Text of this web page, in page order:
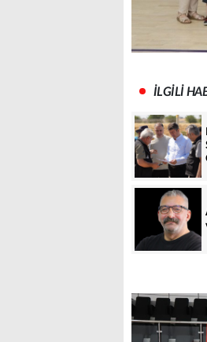
İLGİLİ